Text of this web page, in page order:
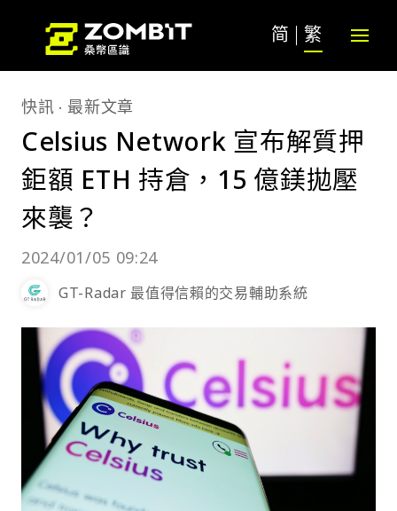
简 繁
快訊 最新文章
Celsius Network 宣布解質押
鉅額 ETH 持倉，15 億鎂拋壓
來襲？
2024/01/05 09:24
GT-Radar 最值得信賴的交易輔助系統